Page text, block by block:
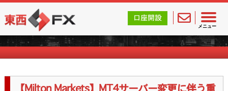
メニュー
東西FX｜海外FX会社（ブローカー）の無料口座開設サポ
口座開設
海外FXのお知らせ
【Milton Markets】MT4サーバー変更に伴う重